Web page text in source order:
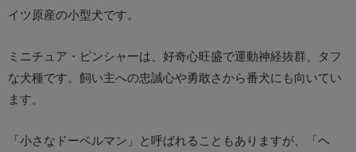
イツ原産の小型犬です。
ミニチュア・ピンシャーは、好奇心旺盛で運動神経抜群、タフ
な犬種です。飼い主への忠誠心や勇敢さから番犬にも向いてい
ます。
「小さなドーベルマン」と呼ばれることもありますが、「ヘ